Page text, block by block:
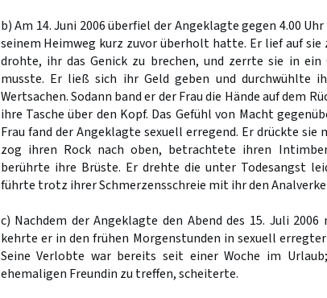
b) Am 14. Juni 2006 überfiel der Angeklagte gegen 4.00
seinem Heimweg kurz zuvor überholt hatte. Er lief auf sie
drohte, ihr das Genick zu brechen, und zerrte sie in ein
musste. Er ließ sich ihr Geld geben und durchwühlte
Wertsachen. Sodann band er der Frau die Hände auf dem
ihre Tasche über den Kopf. Das Gefühl von Macht
Frau fand der Angeklagte sexuell erregend. Er drückte sie
zog ihren Rock nach oben, betrachtete ihren
berührte ihre Brüste. Er drehte die unter Todesangst
führte trotz ihrer Schmerzensschreie mit ihr den
c) Nachdem der Angeklagte den Abend des 15. Juli
kehrte er in den frühen Morgenstunden in sexuell
Seine Verlobte war bereits seit einer Woche im
ehemaligen Freundin zu treffen, scheiterte.